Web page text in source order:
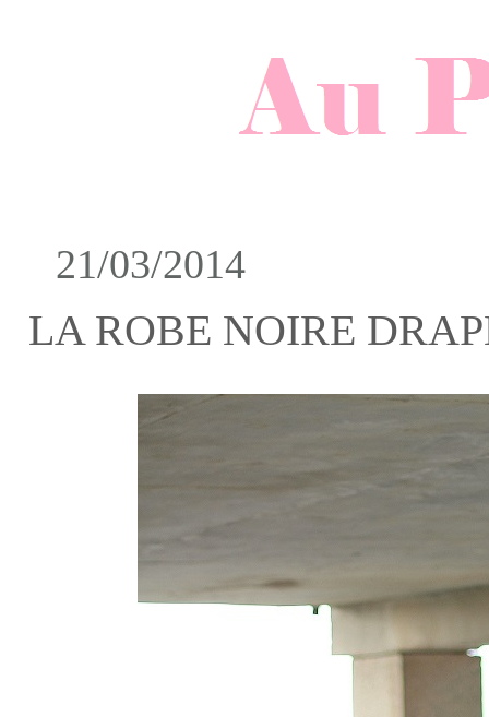
21/03/2014
LA ROBE NOIRE